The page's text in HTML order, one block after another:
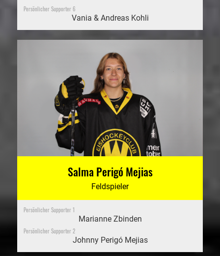
Persönlicher Supporter 6
Vania & Andreas Kohli
Salma Perigó Mejias
Feldspieler
Persönlicher Supporter 1
Marianne Zbinden
Persönlicher Supporter 2
Johnny Perigó Mejias